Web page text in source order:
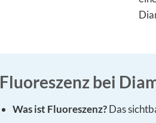
Fluoreszenz bei
Was ist Fluoreszenz?Das